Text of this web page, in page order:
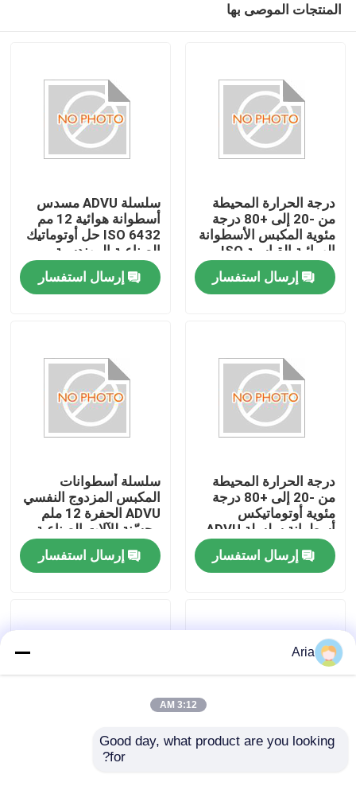
المنتجات
فيديوهات
حولنا
جولة في المصنع
مراقبة الجودة
اتصل بنا
أخبار
المنتجات الموصى بها
درجة الحرارة المحيطة
من -20 إلى +80 درجة
مئوية المكبس الأسطوانة
الهوائية القياسية ISO
6432 جهاز هوائي مزدوج
التأثير للآلاتإرسال استفسار
سلسلة ADVU مسدس
أسطوانة هوائية 12 مم
ISO 6432 حل أوتوماتيك
الصناعية المهندسية
الدقيقة القياسية
إرسال استفسار
درجة الحرارة المحيطة
من -20 إلى +80 درجة
مئوية أوتوماتيكس
أسطوانة سلسلة ADVU
المحركات الهوائية
المصممة لعمليات
الأوتوماتيك
إرسال استفسار
سلسلة أسطوانات
المكبس المزدوج النفسي
ADVU الحفرة 12 ملم
محسّنة للآلات الصناعية
وأتمتة العمليات
إرسال استفسار
سلسلة أسطوانات
Aria
3:12 AM
Good day, what product are you looking
for?